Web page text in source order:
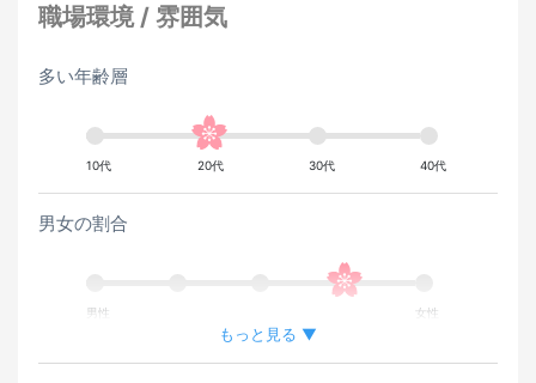
職場環境 / 雰囲気
多い年齢層
10代 20代 30代 40代
男女の割合
男性 女性
外国人が働いている割合
もっと見る ▼